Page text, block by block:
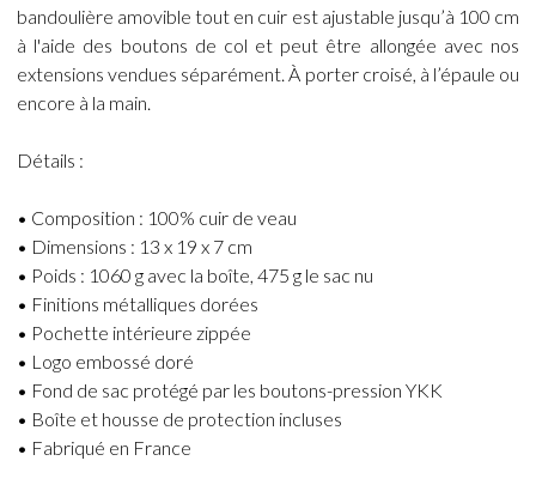
bandoulière amovible tout en cuir est ajustable jusqu’à 100 cm
à l'aide des boutons de col et peut être allongée avec nos
extensions vendues séparément. À porter croisé, à l’épaule ou
encore à la main.
Détails :
• Composition : 100% cuir de veau
• Dimensions : 13 x 19 x 7 cm
• Poids : 1060 g avec la boîte, 475 g le sac nu
• Finitions métalliques dorées
• Pochette intérieure zippée
• Logo embossé doré
• Fond de sac protégé par les boutons-pression YKK
• Boîte et housse de protection incluses
• Fabriqué en France